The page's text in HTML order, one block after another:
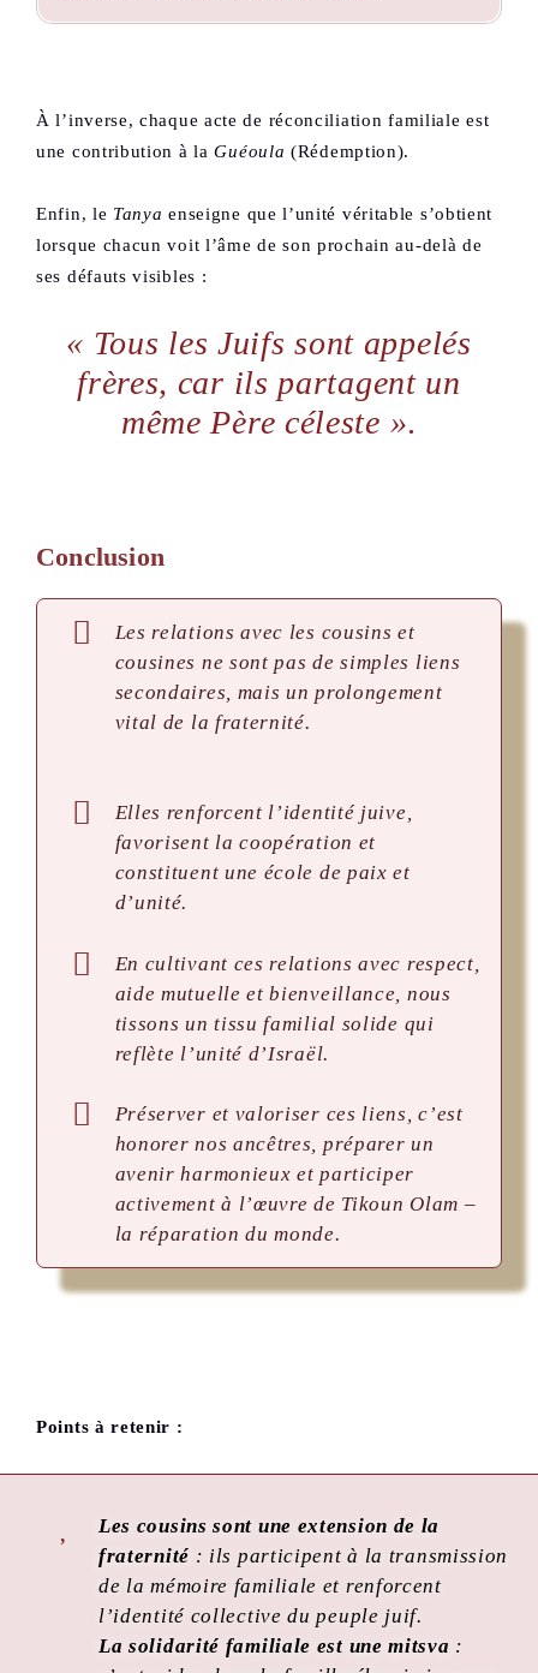
À l’inverse, chaque acte de réconciliation familiale est
une contribution à laGuéoula (Rédemption).
Enfin, le Tanya enseigne que l’unité véritable s’obtient
lorsque chacun voit l’âme de son prochain au-delà de
ses défauts visibles :
« Tous les Juifs sont appelés
frères, car ils partagent un
même Père céleste ».
Conclusion
Les relations avec les cousins et
cousines ne sont pas de simples liens
secondaires, mais un prolongement
vital de la fraternité.
Elles renforcent l’identité juive,
favorisent la coopération et
constituent une école de paix et
d’unité.
En cultivant ces relations avec respect,
aide mutuelle et bienveillance, nous
tissons un tissu familial solide qui
reflète l’unité d’Israël.
Préserver et valoriser ces liens, c’est
honorer nos ancêtres, préparer un
avenir harmonieux et participer
activement à l’œuvre de Tikoun Olam –
la réparation du monde.
Points à retenir :
Les cousins sont une extension de la
fraternité : ils participent à la transmission
de la mémoire familiale et renforcent
l’identité collective du peuple juif.
La solidarité familiale est une mitsva :